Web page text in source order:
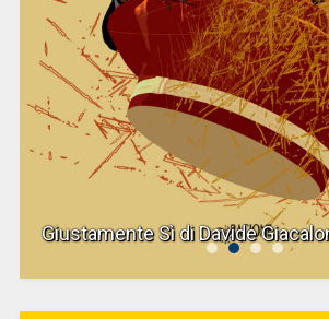
Giustamente Sì di Davide